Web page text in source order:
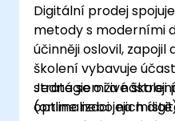
Digitální prodej
metody s moderními
účinněji oslovil, zapojil
školení vybavuje
strategiemi a nástroji
optimalizaci jejich
Jedná se o živé
(online nebo na